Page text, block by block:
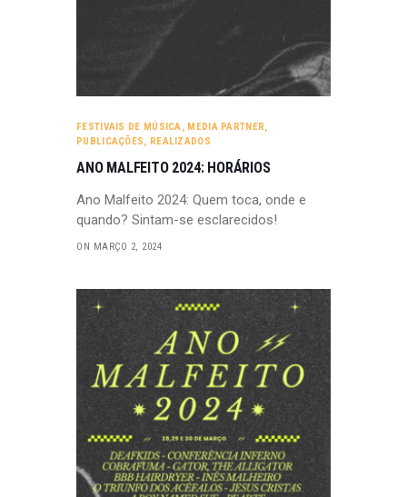
FESTIVAIS DE MÚSICA, MEDIA PARTNER,
PUBLICAÇÕES, REALIZADOS
ANO MALFEITO 2024: HORÁRIOS
Ano Malfeito 2024: Quem toca, onde e
quando? Sintam-se esclarecidos!
ON MARÇO 2, 2024